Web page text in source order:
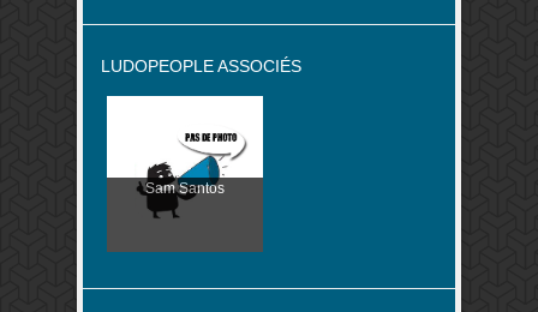
LUDOPEOPLE ASSOCIÉS
Sam Santos